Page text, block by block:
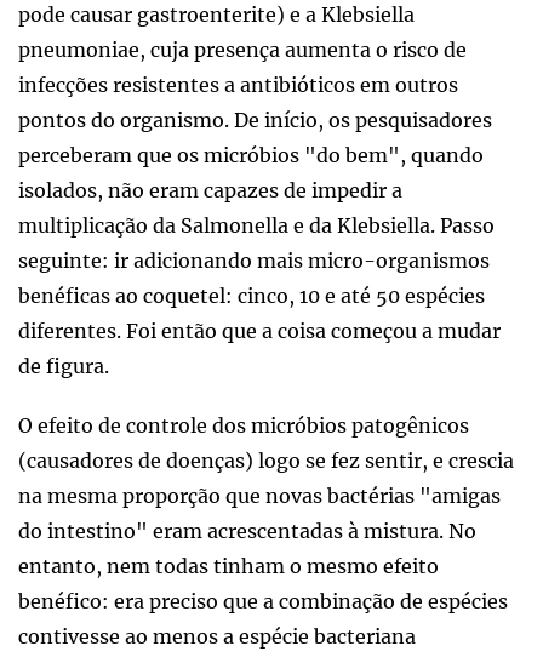
pode causar gastroenterite) e a Klebsiella
pneumoniae, cuja presença aumenta o risco de
infecções resistentes a antibióticos em outros
pontos do organismo. De início, os pesquisadores
perceberam que os micróbios "do bem", quando
isolados, não eram capazes de impedir a
multiplicação da Salmonella e da Klebsiella. Passo
seguinte: ir adicionando mais micro-organismos
benéficas ao coquetel: cinco, 10 e até 50 espécies
diferentes. Foi então que a coisa começou a mudar
de figura.
O efeito de controle dos micróbios patogênicos
(causadores de doenças) logo se fez sentir, e crescia
na mesma proporção que novas bactérias "amigas
do intestino" eram acrescentadas à mistura. No
entanto, nem todas tinham o mesmo efeito
benéfico: era preciso que a combinação de espécies
contivesse ao menos a espécie bacteriana